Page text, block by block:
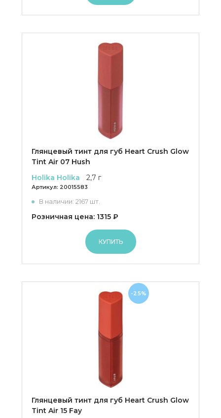
Глянцевый тинт для губ Heart Crush Glow
Tint Air 07 Hush
Holika Holika
2,7 г
Артикул: 20015583
В наличии: 2167 шт.
Розничная цена: 1315 ₽
КУПИТЬ
Глянцевый тинт для губ Heart Crush Glow
Tint Air 15 Fay
-25%